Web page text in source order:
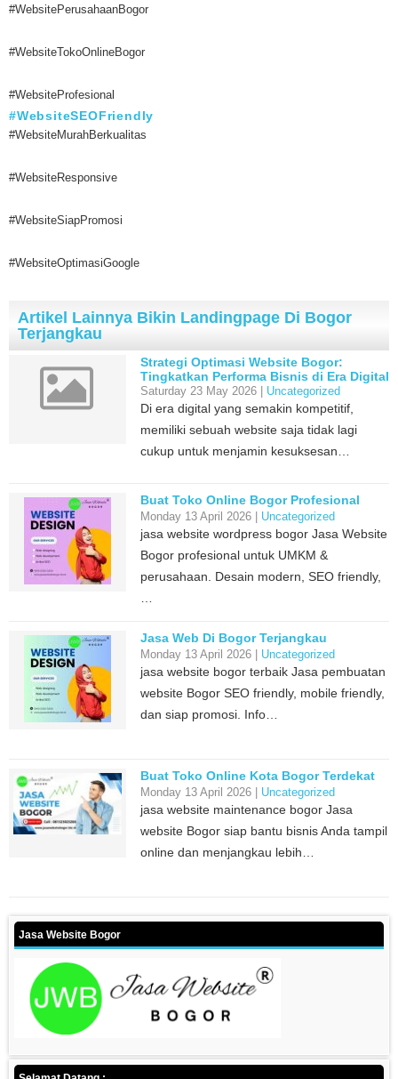
#WebsitePerusahaanBogor
#WebsiteTokoOnlineBogor
#WebsiteProfesional
#WebsiteSEOFriendly
#WebsiteMurahBerkualitas
#WebsiteResponsive
#WebsiteSiapPromosi
#WebsiteOptimasiGoogle
Artikel Lainnya Bikin Landingpage Di Bogor
Terjangkau
Strategi Optimasi Website Bogor:
Tingkatkan Performa Bisnis di Era Digital
Saturday 23 May 2026 | Uncategorized
Di era digital yang semakin kompetitif,
memiliki sebuah website saja tidak lagi
cukup untuk menjamin kesuksesan…
Buat Toko Online Bogor Profesional
Monday 13 April 2026 | Uncategorized
jasa website wordpress bogor Jasa Website
Bogor profesional untuk UMKM &
perusahaan. Desain modern, SEO friendly,
…
Jasa Web Di Bogor Terjangkau
Monday 13 April 2026 | Uncategorized
jasa website bogor terbaik Jasa pembuatan
website Bogor SEO friendly, mobile friendly,
dan siap promosi. Info…
Buat Toko Online Kota Bogor Terdekat
Monday 13 April 2026 | Uncategorized
jasa website maintenance bogor Jasa
website Bogor siap bantu bisnis Anda tampil
online dan menjangkau lebih…
Jasa Website Bogor